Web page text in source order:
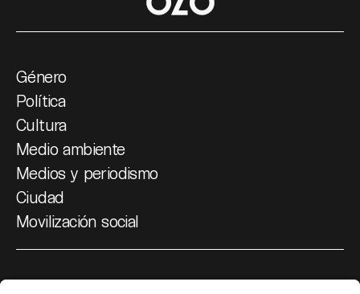
Género
Política
Cultura
Medio ambiente
Medios y periodismo
Ciudad
Movilización social